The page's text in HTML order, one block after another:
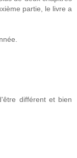
partie, le livre a
différent et bien